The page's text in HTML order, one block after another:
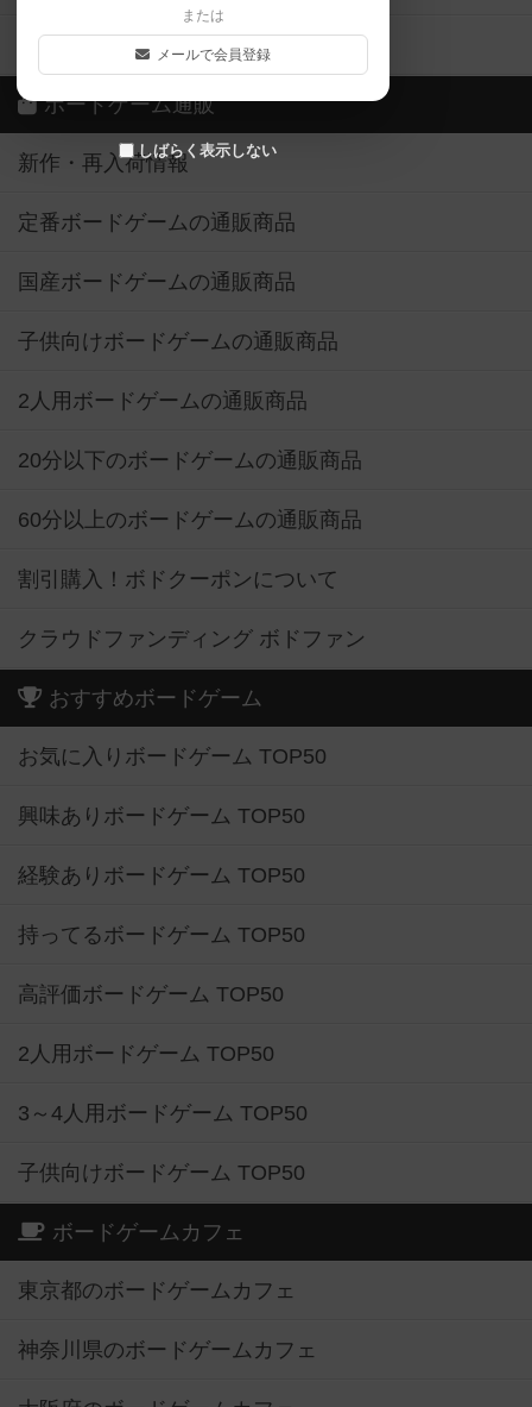
または
メールで会員登録
しばらく表示しない
ボドゲーマご利用案内
ボードゲーム通販
新作・再入荷情報
定番ボードゲームの通販商品
国産ボードゲームの通販商品
子供向けボードゲームの通販商品
2人用ボードゲームの通販商品
20分以下のボードゲームの通販商品
60分以上のボードゲームの通販商品
割引購入！ボドクーポンについて
クラウドファンディング ボドファン
おすすめボードゲーム
お気に入りボードゲーム TOP50
興味ありボードゲーム TOP50
経験ありボードゲーム TOP50
持ってるボードゲーム TOP50
高評価ボードゲーム TOP50
2人用ボードゲーム TOP50
3～4人用ボードゲーム TOP50
子供向けボードゲーム TOP50
ボードゲームカフェ
東京都のボードゲームカフェ
神奈川県のボードゲームカフェ